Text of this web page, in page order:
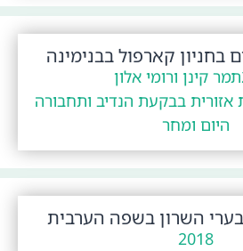
קארפול בבנימינה
תמר קינן ורומי אלון
אזורית בבקעת הנדיב ותחבורה
היום ומחר
השרון בשפה הערבית
2018